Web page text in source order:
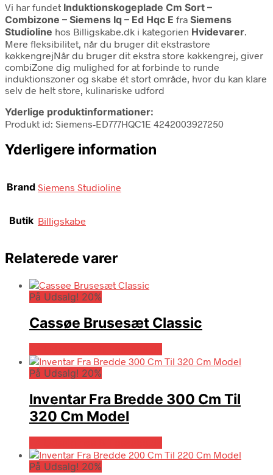
Vi har fundet Induktionskogeplade Cm Sort –
Combizone – Siemens Iq – Ed Hqc E fra Siemens
Studioline hos Billigskabe.dk i kategorien Hvidevarer.
Mere fleksibilitet, når du bruger dit ekstrastore
køkkengrejNår du bruger dit ekstra store køkkengrej, giver
combiZone dig mulighed for at forbinde to runde
induktionszoner og skabe ét stort område, hvor du kan klare
selv de helt store, kulinariske udford
Yderlige produktinformationer:
Produkt id: Siemens-ED777HQC1E 4242003927250
Yderligere information
Brand Siemens Studioline
Butik Billigskabe
Relaterede varer
På Udsalg! 20%
Cassøe Brusesæt Classic
På Udsalg! 20%
Inventar Fra Bredde 300 Cm Til
320 Cm Model
På Udsalg! 20%